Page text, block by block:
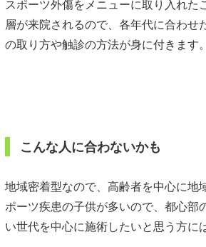
スポーツ外傷をメニューに取り入れた
層が来院されるので、各年代に合わせ
の取り方や触診の方法が身に付きます。
こんな人に合わないかも
地域密着型なので、高齢者を中心に地
ポーツ疾患の子供が多いので、都心部
い世代を中心に施術したいと思う方に